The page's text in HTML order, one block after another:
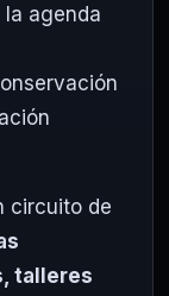
agenda
circuito de
talleres